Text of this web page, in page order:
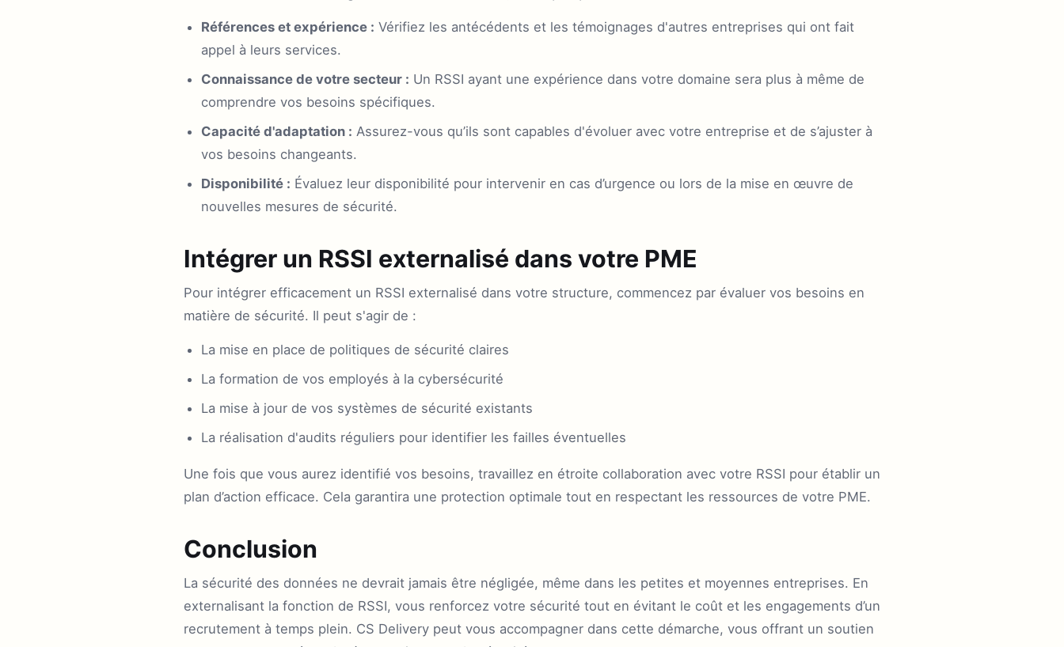
Références et expérience : Vérifiez les antécédents et les témoignages d'autres entreprises qui ont fait
appel à leurs services.
Connaissance de votre secteur : Un RSSI ayant une expérience dans votre domaine sera plus à même de
comprendre vos besoins spécifiques.
Capacité d'adaptation : Assurez-vous qu’ils sont capables d'évoluer avec votre entreprise et de s’ajuster à
vos besoins changeants.
Disponibilité : Évaluez leur disponibilité pour intervenir en cas d’urgence ou lors de la mise en œuvre de
nouvelles mesures de sécurité.
Intégrer un RSSI externalisé dans votre PME
Pour intégrer efficacement un RSSI externalisé dans votre structure, commencez par évaluer vos besoins en
matière de sécurité. Il peut s'agir de :
La mise en place de politiques de sécurité claires
La formation de vos employés à la cybersécurité
La mise à jour de vos systèmes de sécurité existants
La réalisation d'audits réguliers pour identifier les failles éventuelles
Une fois que vous aurez identifié vos besoins, travaillez en étroite collaboration avec votre RSSI pour établir un
plan d’action efficace. Cela garantira une protection optimale tout en respectant les ressources de votre PME.
Conclusion
La sécurité des données ne devrait jamais être négligée, même dans les petites et moyennes entreprises. En
externalisant la fonction de RSSI, vous renforcez votre sécurité tout en évitant le coût et les engagements d’un
recrutement à temps plein. CS Delivery peut vous accompagner dans cette démarche, vous offrant un soutien